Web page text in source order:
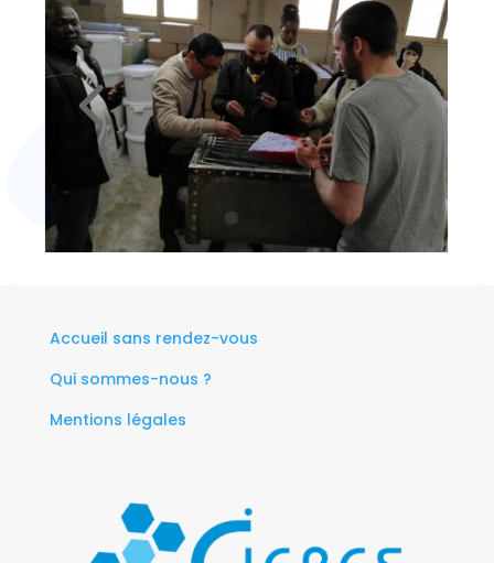
Accueil sans rendez-vous
Qui sommes-nous ?
Mentions légales